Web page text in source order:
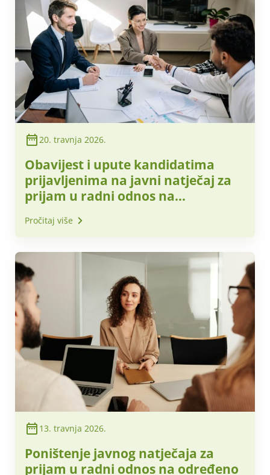
20. travnja 2026.
Obavijest i upute kandidatima
prijavljenima na javni natječaj za
prijam u radni odnos na
Narodnim novinama br. 27/2026
Pročitaj više
13. travnja 2026.
Poništenje javnog natječaja za
prijam u radni odnos na određeno